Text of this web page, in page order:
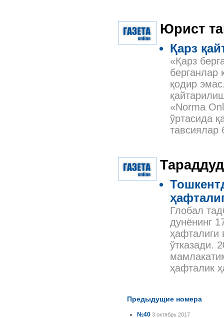
Юрист
Қарз
«Қарз
берганлар
қодир
«Norma
ўртасида
тавсиялар
Тараддуд
Глобал
дунёнинг
ҳафталиги
ўтказади.
ҳафталик
Предыдущие номера
№40 3 октябрь 2017